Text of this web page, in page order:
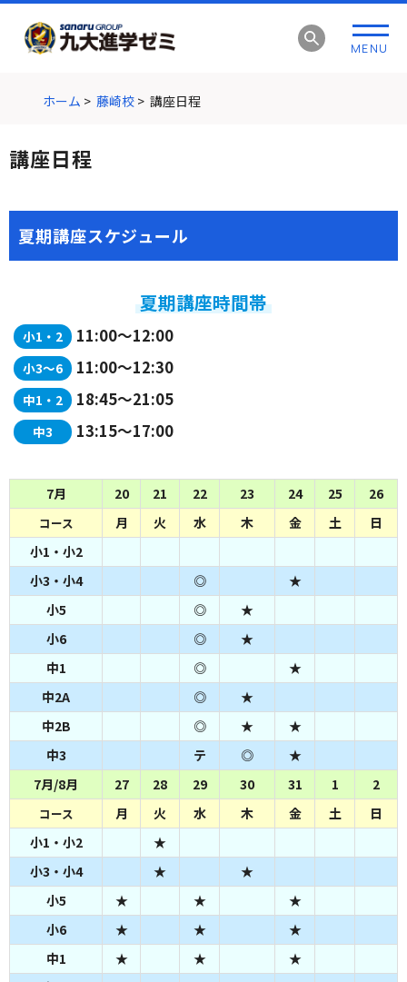
ゲ
シ
ー
ョ
MENU
ホーム > 藤崎校> 講座日程
講座日程
夏期講座スケジュール
夏期講座時間帯
小1・2 11:00～12:00
小3～6 11:00～12:30
中1・2 18:45～21:05
中3 13:15～17:00
7月 20 21 22 23 24 25 26
コース 月 火 水 木 金 土
日
小1・小2
小3・小4
◎
★
小5
◎
★
小6
◎
★
中1
◎
★
中2A
◎
★
中2B
◎ ★
★
中3
テ ◎
★
7月/8月
27 28 29 30 31 1 2
コース 月 火 水 木 金 土
日
小1・小2
★
小3・小4
★
★
小5
★ ★
★
小6
★ ★
★
中1
★ ★
★